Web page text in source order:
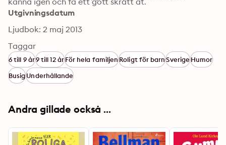
Utgivningsdatum
Ljudbok: 2 maj 2013
Taggar
6 till 9 år9 till 12 årFör hela familjenRoligt för barnSverigeHumor
BusigUnderhållande
Andra gillade också ...